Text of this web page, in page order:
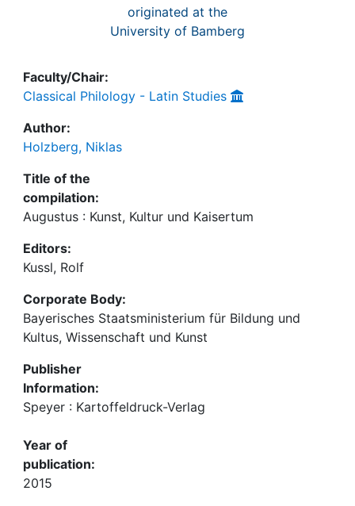
originated at the
University of Bamberg
Faculty/Chair:
Classical Philology - Latin Studies
Author:
Holzberg, Niklas
Title of the
compilation:
Augustus : Kunst, Kultur und Kaisertum
Editors:
Kussl, Rolf
Corporate Body:
Bayerisches Staatsministerium für Bildung und
Kultus, Wissenschaft und Kunst
Publisher
Information:
Speyer : Kartoffeldruck-Verlag
Year of
publication:
2015